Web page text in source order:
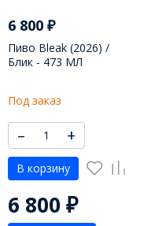
6 800 ₽
Пиво Bleak (2026) /
Блик - 473 МЛ
Под заказ
– +
В корзину
6 800 ₽